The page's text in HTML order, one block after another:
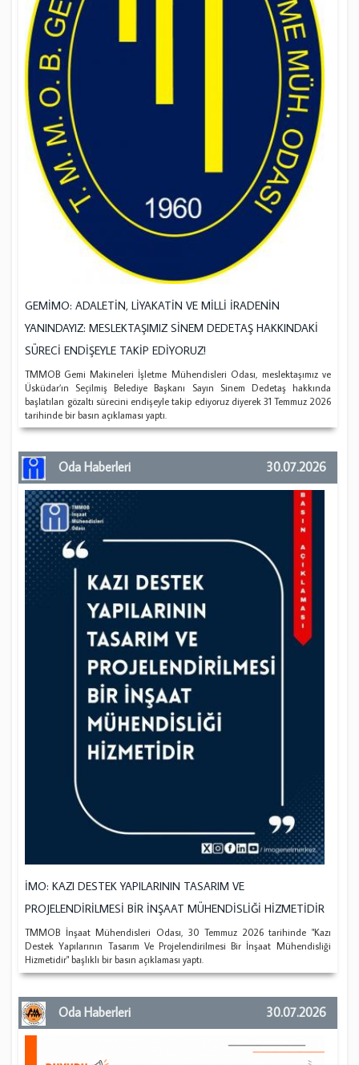
GEMİMO: ADALETİN, LİYAKATİN VE MİLLİ İRADENİN
YANINDAYIZ: MESLEKTAŞIMIZ SİNEM DEDETAŞ HAKKINDAKİ
SÜRECİ ENDİŞEYLE TAKİP EDİYORUZ!
TMMOB Gemi Makineleri İşletme Mühendisleri Odası, meslektaşımız ve
Üsküdar’ın Seçilmiş Belediye Başkanı Sayın Sinem Dedetaş hakkında
başlatılan gözaltı sürecini endişeyle takip ediyoruz diyerek 31 Temmuz 2026
tarihinde bir basın açıklaması yaptı.
Oda Haberleri 30.07.2026
İMO: KAZI DESTEK YAPILARININ TASARIM VE
PROJELENDİRİLMESİ BİR İNŞAAT MÜHENDİSLİĞİ HİZMETİDİR
TMMOB İnşaat Mühendisleri Odası, 30 Temmuz 2026 tarihinde "Kazı
Destek Yapılarının Tasarım Ve Projelendirilmesi Bir İnşaat Mühendisliği
Hizmetidir" başlıklı bir basın açıklaması yaptı.
Oda Haberleri 30.07.2026